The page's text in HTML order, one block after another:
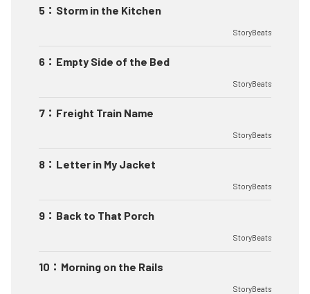
5 ： Storm in the Kitchen
StoryBeats
6 ： Empty Side of the Bed
StoryBeats
7 ： Freight Train Name
StoryBeats
8 ： Letter in My Jacket
StoryBeats
9 ： Back to That Porch
StoryBeats
10 ： Morning on the Rails
StoryBeats